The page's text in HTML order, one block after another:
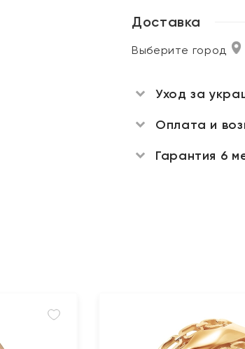
Доставка
Выберите город
Уход за
Оплата и
Гарантия 6